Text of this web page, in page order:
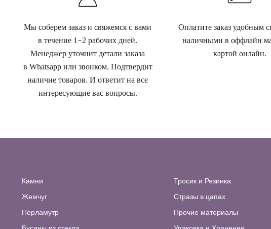
Мы соберем заказ и свяжемся с вами
в течение 1−2 рабочих дней.
Менеджер уточнит детали заказа
в Whatsapp или звонком. Подтвердит
наличие товаров. И ответит на все
интересующие вас вопросы.
Оплатите заказ удобным
наличными в оффлайн
картой онлайн.
Камни
Жемчуг
Перламутр
Тросик и Резинка
Стразы в цапах
Прочие материалы